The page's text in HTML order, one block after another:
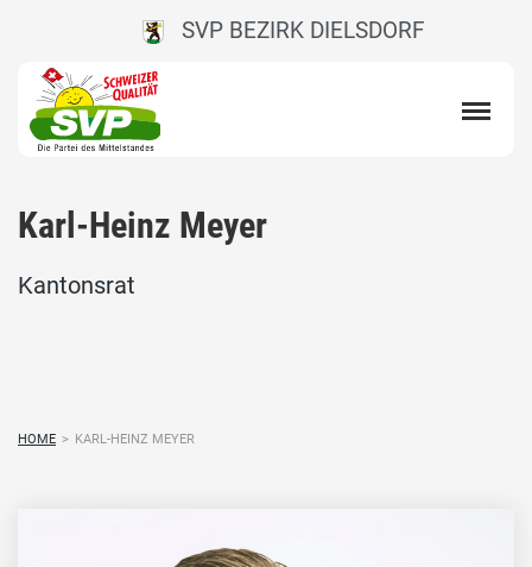
SVP BEZIRK DIELSDORF
Karl-Heinz Meyer
Kantonsrat
HOME > KARL-HEINZ MEYER